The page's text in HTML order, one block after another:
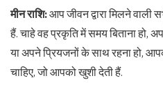
मीन राशि:आप जीवन द्वारा मिलने
हैं. चाहे वह प्रकृति में समय बिताना हो,
या अपने प्रियजनों के साथ रहना हो,
चाहिए, जो आपको खुशी देती हैं.